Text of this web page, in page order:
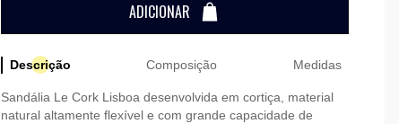
ADICIONAR
Descrição Composição Medidas
Sandália Le Cork Lisboa desenvolvida em cortiça, material
natural altamente flexível e com grande capacidade de